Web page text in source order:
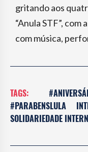
gritando aos
“Anula STF”,
com música,
TAGS:
#PARABENSLULA
SOLIDARIEDADE